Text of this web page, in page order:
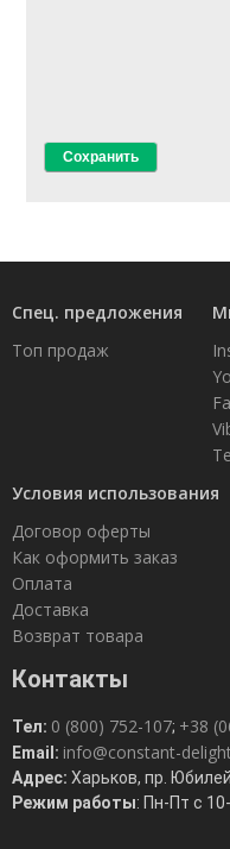
Спец. предложения
Топ продаж
Условия использования
Договор оферты
Как оформить заказ
Оплата
Доставка
Возврат товара
Контакты
Тел: 0 (800) 752-107; +38
Email: info@constant-
Адрес: Харьков, пр.
Режим работы: Пн-Пт с